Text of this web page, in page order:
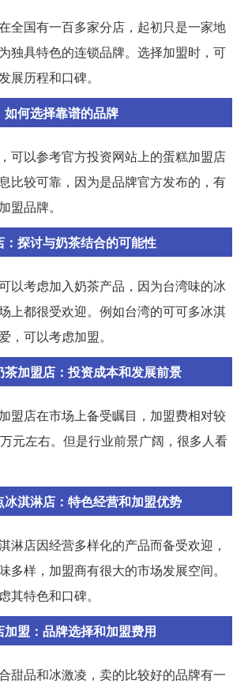
全国有一百多家分店，起初只是一家地
独具特色的连锁品牌。选择加盟时，可
展历程和口碑。
如何选择靠谱的品牌
可以参考官方投资网站上的蛋糕加盟店
比较可靠，因为是品牌官方发布的，有
盟品牌。
：探讨与奶茶结合的可能性
以考虑加入奶茶产品，因为台湾味的冰
上都很受欢迎。例如台湾的可可多冰淇
，可以考虑加盟。
茶加盟店：投资成本和发展前景
盟店在市场上备受瞩目，加盟费相对较
元左右。但是行业前景广阔，很多人看
冰淇淋店：特色经营和加盟优势
淋店因经营多样化的产品而备受欢迎，
多样，加盟商有很大的市场发展空间。
其特色和口碑。
盟：品牌选择和加盟费用
甜品和冰激凌，卖的比较好的品牌有一